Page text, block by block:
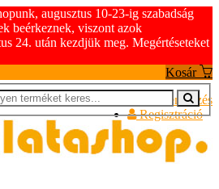
augusztus 10-23-ig szabadság
beérkeznek, viszont azok
24. után kezdjük meg. Megértéseteket
Kosár
Bejelentkezés
Regisztráció